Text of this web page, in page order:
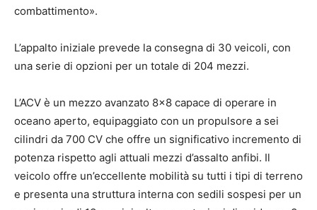
combattimento».
L’appalto iniziale prevede la consegna di 30 veicoli, con
una serie di opzioni per un totale di 204 mezzi.
L’ACV è un mezzo avanzato 8×8 capace di operare in
oceano aperto, equipaggiato con un propulsore a sei
cilindri da 700 CV che offre un significativo incremento di
potenza rispetto agli attuali mezzi d’assalto anfibi. Il
veicolo offre un’eccellente mobilità su tutti i tipi di terreno
e presenta una struttura interna con sedili sospesi per un